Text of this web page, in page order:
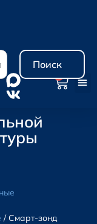
Поиск
/ Смарт-зонд